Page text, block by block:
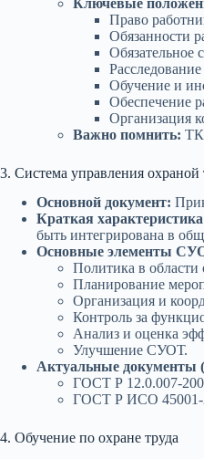
Право
Обязанности
Обязательное
Обучение и
Обеспечение
Организация
Важно помнить: ТК
3. Система управления
Основной документ:
Краткая
быть интегрирована в
Основные элементы
Политика в области
Планирование
Организация и
Контроль за
Анализ и оценка
Улучшение СУОТ.
Актуальные документы
ГОСТ Р 12.0.007-
ГОСТ Р ИСО 45001-
4. Обучение по охране труда